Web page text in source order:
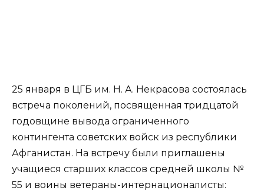
25 января в ЦГБ им. Н. А. Некрасова состоялась
встреча поколений, посвященная тридцатой
годовщине вывода ограниченного
контингента советских войск из республики
Афганистан. На встречу были приглашены
учащиеся старших классов средней школы №
55 и воины ветераны-интернационалисты: